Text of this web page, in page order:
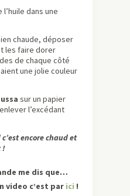
dans une
chaude, déposer
les faire dorer
de chaque côté
aient une jolie couleur
sur un papier
l’excédant
encore chaud et
!
me dis que…
video c’est par ici !